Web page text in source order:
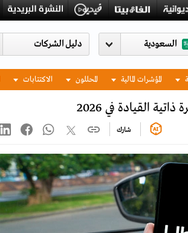
السعودية
المؤشرات المالية المحللون الاكتتابات
القيادة في 2026
شارك